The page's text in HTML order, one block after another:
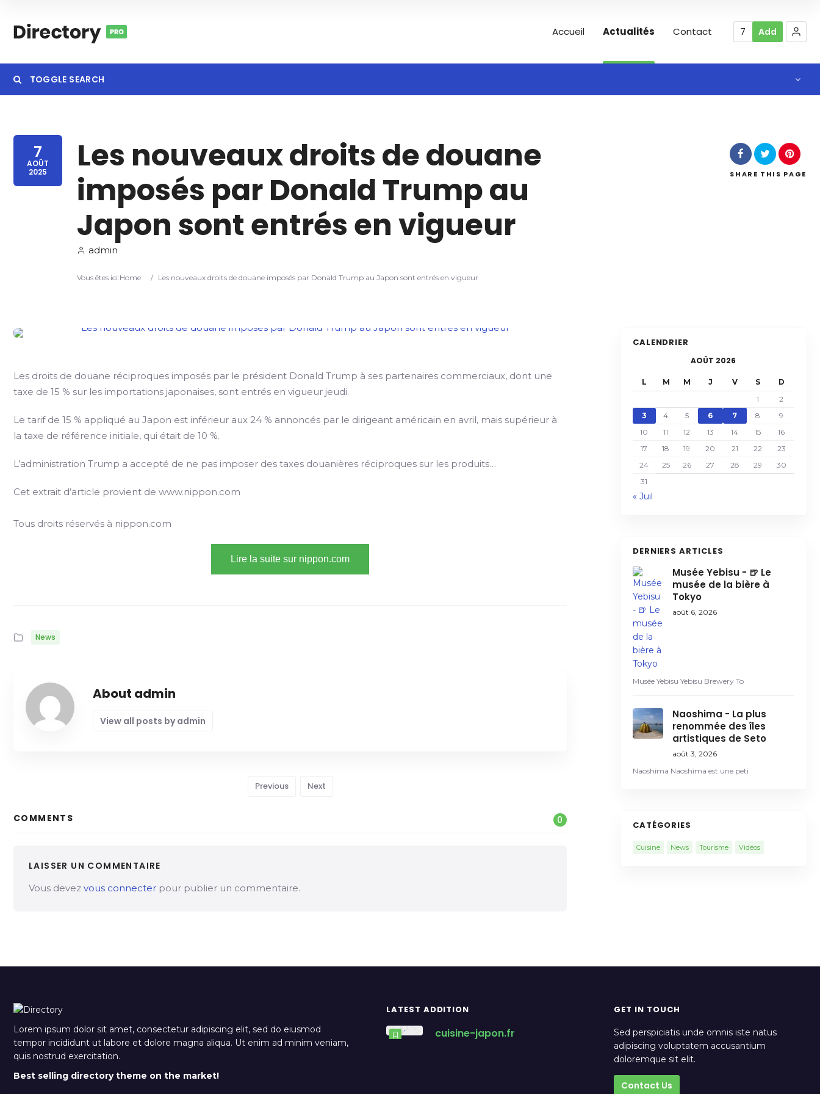
Accueil Actualités Contact 7 Add
TOGGLE SEARCH
Search
7
AOÛT
2025
Les nouveaux droits de douane
imposés par Donald Trump au
Japon sont entrés en vigueur
admin
Vous êtes ici:Home / Les nouveaux droits de douane imposés par Donald Trump au Japon sont entrés en vigueur
SHARE THIS PAGE
Les droits de douane réciproques imposés par le président Donald Trump à ses partenaires commerciaux, dont une
taxe de 15 % sur les importations japonaises, sont entrés en vigueur jeudi.
Le tarif de 15 % appliqué au Japon est inférieur aux 24 % annoncés par le dirigeant américain en avril, mais supérieur à
la taxe de référence initiale, qui était de 10 %.
L’administration Trump a accepté de ne pas imposer des taxes douanières réciproques sur les produits…
Cet extrait d’article provient de www.nippon.com
Tous droits réservés à nippon.com
Lire la suite sur nippon.com
News
About admin
View all posts by admin
Previous Next
COMMENTS 0
LAISSER UN COMMENTAIRE
Vous devez vous connecter pour publier un commentaire.
CALENDRIER
AOÛT 2026
L M M J V S
D
1
2
3
4 5 6 7 8
9
10
11 12 13 14 15
16
17
18 19 20 21 22
23
24
25 26 27 28 29
30
31
« Juil
DERNIERS ARTICLES
Musée Yebisu - 🍺 Le
musée de la bière à
Tokyo
août 6, 2026
Musée Yebisu Yebisu Brewery To
Naoshima - La plus
renommée des îles
artistiques de Seto
août 3, 2026
Naoshima Naoshima est une peti
CATÉGORIES
Cuisine News Tourisme Vidéos
Lorem ipsum dolor sit amet, consectetur adipiscing elit, sed do eiusmod
tempor incididunt ut labore et dolore magna aliqua. Ut enim ad minim veniam,
quis nostrud exercitation.
Best selling directory theme on the market!
LATEST ADDITION
cuisine-japon.fr
GET IN TOUCH
Sed perspiciatis unde omnis iste natus
adipiscing voluptatem accusantium
doloremque sit elit.
Contact Us